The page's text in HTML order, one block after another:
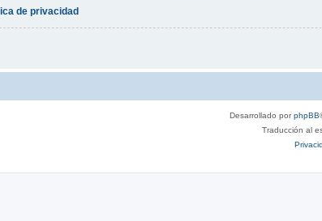
de privacidad
Desarrollado porphpBB
Traducción al